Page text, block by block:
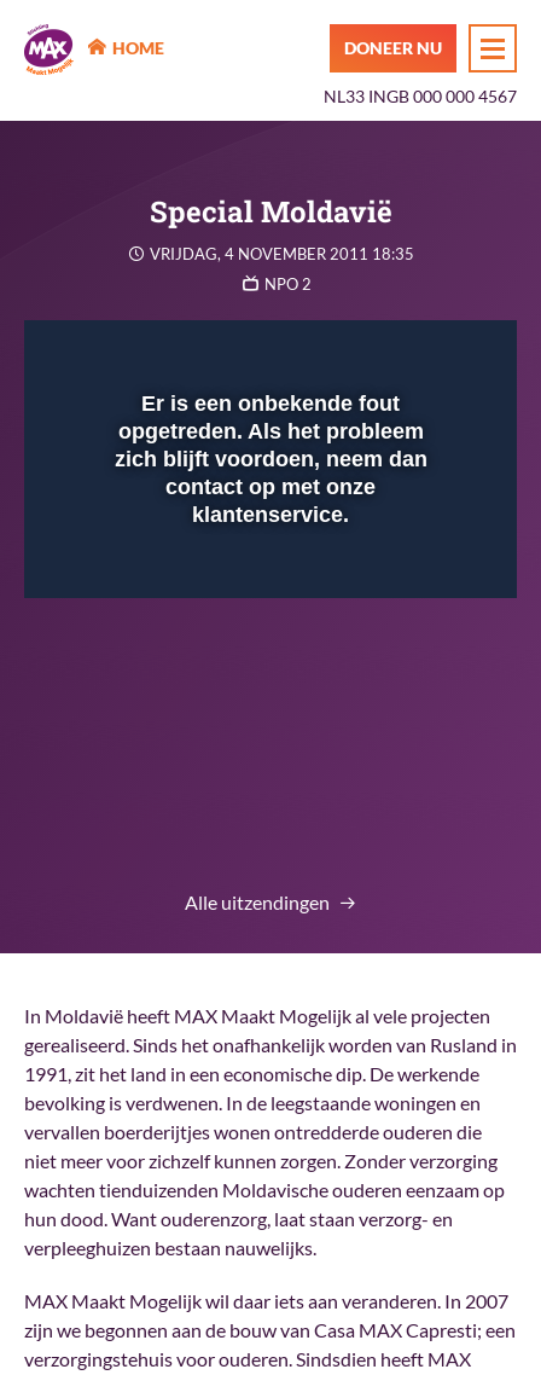
MAX Maakt Mogelijk
HOME DONEER NU
NL33 INGB 000 000 4567
Special Moldavië
VRIJDAG, 4 NOVEMBER 2011 18:35
NPO 2
Afspelen
Er is een onbekende fout
opgetreden. Als het probleem
zich blijft voordoen, neem dan
contact op met onze
klantenservice.
Alle uitzendingen
In Moldavië heeft MAX Maakt Mogelijk al vele projecten
gerealiseerd. Sinds het onafhankelijk worden van Rusland in
1991, zit het land in een economische dip. De werkende
bevolking is verdwenen. In de leegstaande woningen en
vervallen boerderijtjes wonen ontredderde ouderen die
niet meer voor zichzelf kunnen zorgen. Zonder verzorging
wachten tienduizenden Moldavische ouderen eenzaam op
hun dood. Want ouderenzorg, laat staan verzorg- en
verpleeghuizen bestaan nauwelijks.
MAX Maakt Mogelijk wil daar iets aan veranderen. In 2007
zijn we begonnen aan de bouw van Casa MAX Capresti; een
verzorgingstehuis voor ouderen. Sindsdien heeft MAX